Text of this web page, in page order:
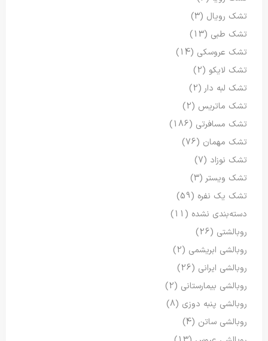
تشک رویال (3)
تشک طبی (13)
تشک عروسکی (14)
تشک لایکو (2)
تشک لبه دار (2)
تشک ماتریس (2)
تشک مسافرتی (186)
تشک مهمان (76)
تشک نوزاد (7)
تشک ویستر (3)
تشک یک نفره (59)
دسته‌بندی نشده (11)
روبالشتی (26)
روبالشی ابریشمی (2)
روبالشی ایرانی (26)
روبالشی بیمارستانی (2)
روبالشی پنبه دوزی (8)
روبالشی ساتن (4)